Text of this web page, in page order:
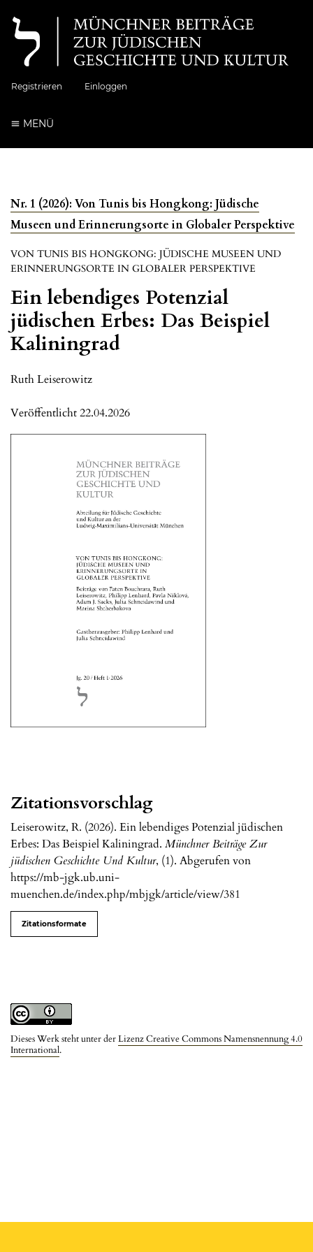
Registrieren Einloggen
MENÜ
Nr. 1 (2026): Von Tunis bis Hongkong: Jüdische
Museen und Erinnerungsorte in Globaler Perspektive
VON TUNIS BIS HONGKONG: JÜDISCHE MUSEEN UND
ERINNERUNGSORTE IN GLOBALER PERSPEKTIVE
Ein lebendiges Potenzial
jüdischen Erbes: Das Beispiel
Kaliningrad
Ruth Leiserowitz
Veröffentlicht 22.04.2026
Zitationsvorschlag
Leiserowitz, R. (2026). Ein lebendiges Potenzial jüdischen
Erbes: Das Beispiel Kaliningrad. Münchner Beiträge Zur
jüdischen Geschichte Und Kultur, (1). Abgerufen von
https://mb-jgk.ub.uni-
muenchen.de/index.php/mbjgk/article/view/381
Zitationsformate
Dieses Werk steht unter derLizenz Creative Commons Namensnennung 4.0
International.